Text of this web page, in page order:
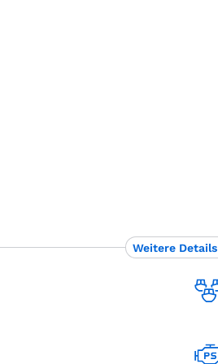
Weitere Details